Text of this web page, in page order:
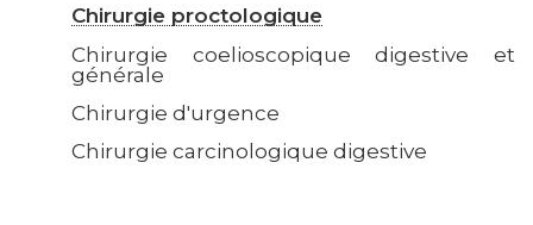
Chirurgie proctologique
Chirurgie coelioscopique digestive et
générale
Chirurgie d'urgence
Chirurgie carcinologique digestive